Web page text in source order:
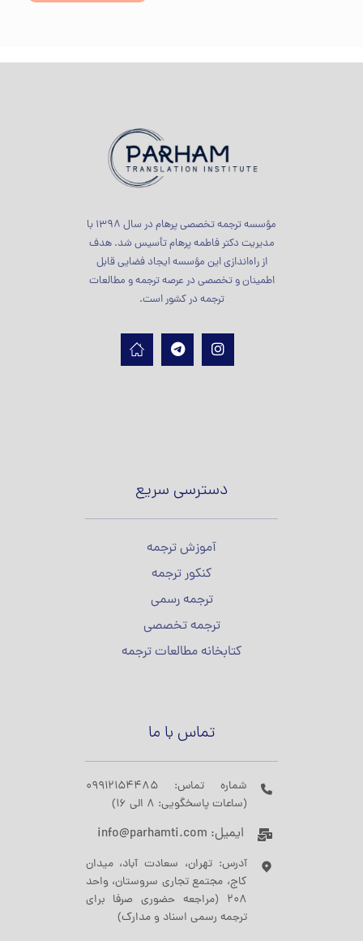
مؤسسه ترجمه تخصصی پرهام در سال 1398 با
مدیریت دکتر فاطمه پرهام تأسیس شد. هدف
از راه‌اندازی این مؤسسه ایجاد فضایی قابل
اطمینان و تخصصی در عرصه ترجمه و مطالعات
ترجمه در کشور است.
دسترسی سریع
آموزش ترجمه
کنکور ترجمه
ترجمه رسمی
ترجمه تخصصی
کتابخانه مطالعات ترجمه
تماس با ما
شماره تماس: 09912154485
(ساعات پاسخگویی: 8 الی 16)
ایمیل: info@parhamti.com
آدرس: تهران، سعادت آباد، میدان
کاج، مجتمع تجاری سروستان، واحد
208 (مراجعه حضوری صرفا برای
ترجمه رسمی اسناد و مدارک)